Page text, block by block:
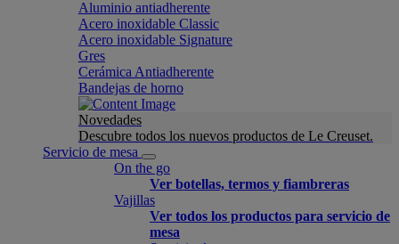
Aluminio antiadherente
Acero inoxidable Classic
Acero inoxidable Signature
Gres
Cerámica Antiadherente
Bandejas de horno
Novedades
Descubre todos los nuevos productos de Le Creuset.
Servicio de mesa
On the go
Ver botellas, termos y fiambreras
Vajillas
Ver todos los productos para servicio de
mesa